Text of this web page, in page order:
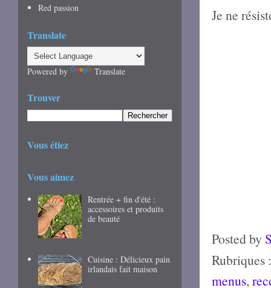
Je ne
Posted by
Rubriques
menus,
Red passion
Translate
Powered by Translate
Trouver
Vous étiez
Vous aimez
Rentrée + fin d'été :
accessoires et produits
de beauté
Cuisine : Délicieux pain
irlandais fait maison